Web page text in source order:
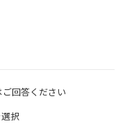
回答ください
択